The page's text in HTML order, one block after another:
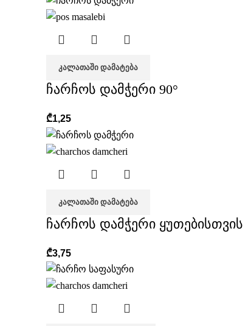
ᲙᲐᲚᲐᲗᲐᲨᲘ ᲓᲐᲛᲐᲢᲔᲑᲐ
ჩარჩოს დამჭერი 90°
₾1,25
ᲙᲐᲚᲐᲗᲐᲨᲘ ᲓᲐᲛᲐᲢᲔᲑᲐ
ჩარჩოს დამჭერი ყუთებისთვის
₾3,75